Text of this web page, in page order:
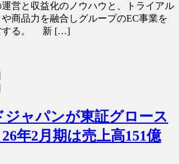
営と収益化のノウハウと、トライアル
商品力を融合しグループのEC事業を
する。 新 […]
ジャパンが東証グロース
年2月期は売上高151億